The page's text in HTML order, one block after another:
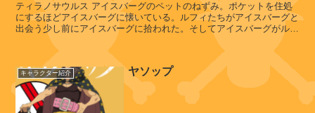
マ
ス
ロ
ー
ザ
ティラノサウルス アイスバーグのペットのねずみ。ポケットを住処
にするほどアイスバーグに懐いている。ルフィたちがアイスバーグと
出会う少し前にアイスバーグに拾われた。そしてアイスバーグがルフ
ィたちと出会い，紹介する際に”...
キャラクター紹介 ヤソップ